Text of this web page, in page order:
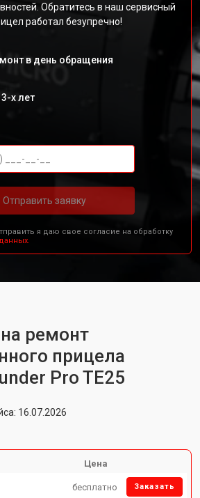
Обратитесь в наш сервисный
работал безупречно!
в день обращения
х лет
Отправить заявку
я даю свое согласие на обработку
ремонт
прицела
Pro TE25
16.07.2026
Цена
бесплатно Заказать